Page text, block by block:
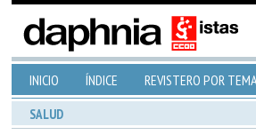
INICIO ÍNDICE REVISTERO POR
SALUD